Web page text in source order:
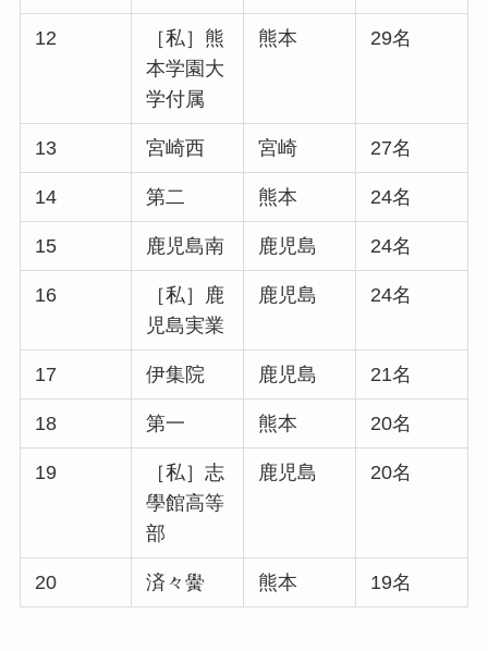
12
［私］熊
本学園大
学付属
熊本 29名
13 宮崎西 宮崎 27名
14 第二 熊本 24名
15 鹿児島南 鹿児島 24名
16
［私］鹿
児島実業
鹿児島 24名
17 伊集院 鹿児島 21名
18 第一 熊本 20名
19
［私］志
學館高等
部
鹿児島 20名
20 済々黌 熊本 19名